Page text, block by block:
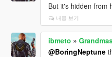
But it's hidden from
내용 보기
ibmeto »
@BoringNeptune